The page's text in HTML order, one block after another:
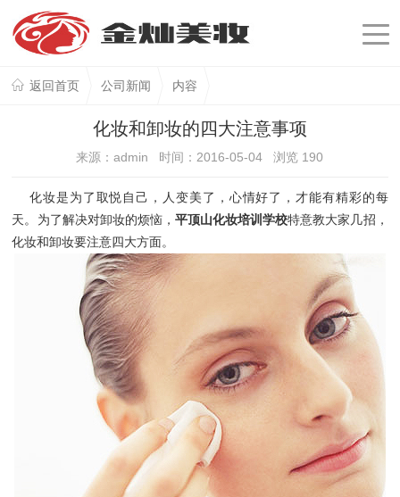
返回首页 公司新闻 内容
化妆和卸妆的四大注意事项
来源：admin 时间：2016-05-04 浏览 190
化妆是为了取悦自己，人变美了，心情好了，才能有精彩的每
天。为了解决对卸妆的烦恼， 平顶山化妆培训学校特意教大家几招，
化妆和卸妆要注意四大方面。